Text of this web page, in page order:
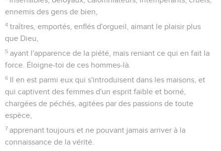
ennemis des gens de bien,
4 traîtres, emportés, enflés d'orgueil, aimant le plaisir plus
que Dieu,
5 ayant l'apparence de la piété, mais reniant ce qui en fait la
force. Éloigne-toi de ces hommes-là.
6 Il en est parmi eux qui s'introduisent dans les maisons, et
qui captivent des femmes d'un esprit faible et borné,
chargées de péchés, agitées par des passions de toute
espèce,
7 apprenant toujours et ne pouvant jamais arriver à la
connaissance de la vérité.